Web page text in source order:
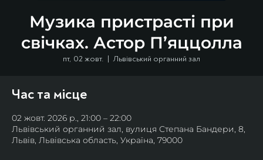
Музика пристрасті при
свічках. Астор П’яццолла
пт, 02 жовт.
  |
Львівський органний зал
Час та місце
02 жовт. 2026 р., 21:00 – 22:00
Львівський органний зал, вулиця Степана Бандери, 8,
Львів, Львівська область, Україна, 79000